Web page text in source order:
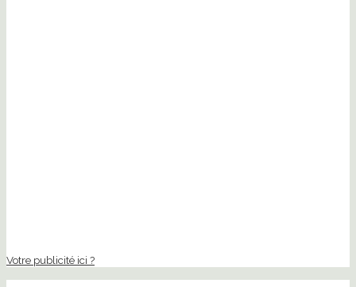
Votre publicité ici ?